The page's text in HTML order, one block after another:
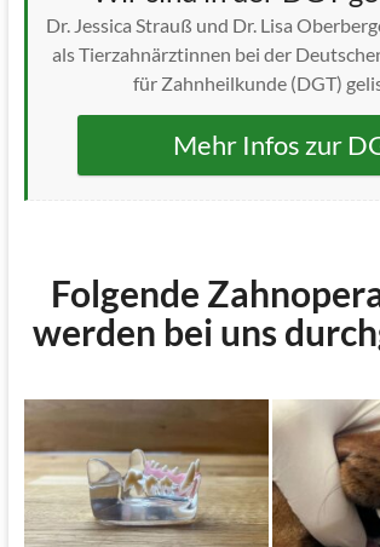
Dr. Jessica Strauß und Dr. Lisa
als Tierzahnärztinnen bei der
für Zahnheilkunde (DGT)
Mehr Infos zur
Folgende
werden bei uns
FORL Modell